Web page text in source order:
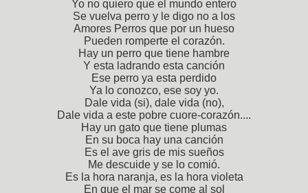
Yo no quiero que el mundo entero
Se vuelva perro y le digo no a los
Amores Perros que por un hueso
Pueden romperte el corazón.
Hay un perro que tiene hambre
Y esta ladrando esta canción
Ese perro ya esta perdido
Ya lo conozco, ese soy yo.
Dale vida (si), dale vida (no),
Dale vida a este pobre cuore-corazón....
Hay un gato que tiene plumas
En su boca hay una canción
Es el ave gris de mis sueños
Me descuide y se lo comió.
Es la hora naranja, es la hora violeta
En que el mar se come al sol